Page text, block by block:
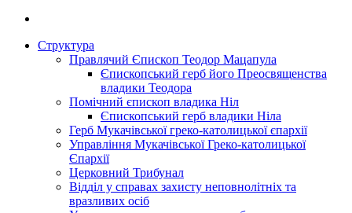
Структура
Правлячий Єпископ Теодор Мацапула
Єпископський герб його Преосвященства
владики Теодора
Помічний єпископ владика Ніл
Єпископський герб владики Ніла
Герб Мукачівської греко-католицької єпархії
Управління Мукачівської Греко-католицької
Єпархії
Церковний Трибунал
Відділ у справах захисту неповнолітніх та
вразливих осіб